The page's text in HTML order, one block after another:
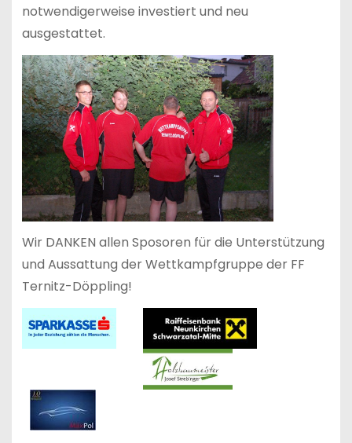
notwendigerweise investiert und neu
ausgestattet.
Wir DANKEN allen Sposoren für die Unterstützung
und Aussattung der Wettkampfgruppe der FF
Ternitz-Döppling!